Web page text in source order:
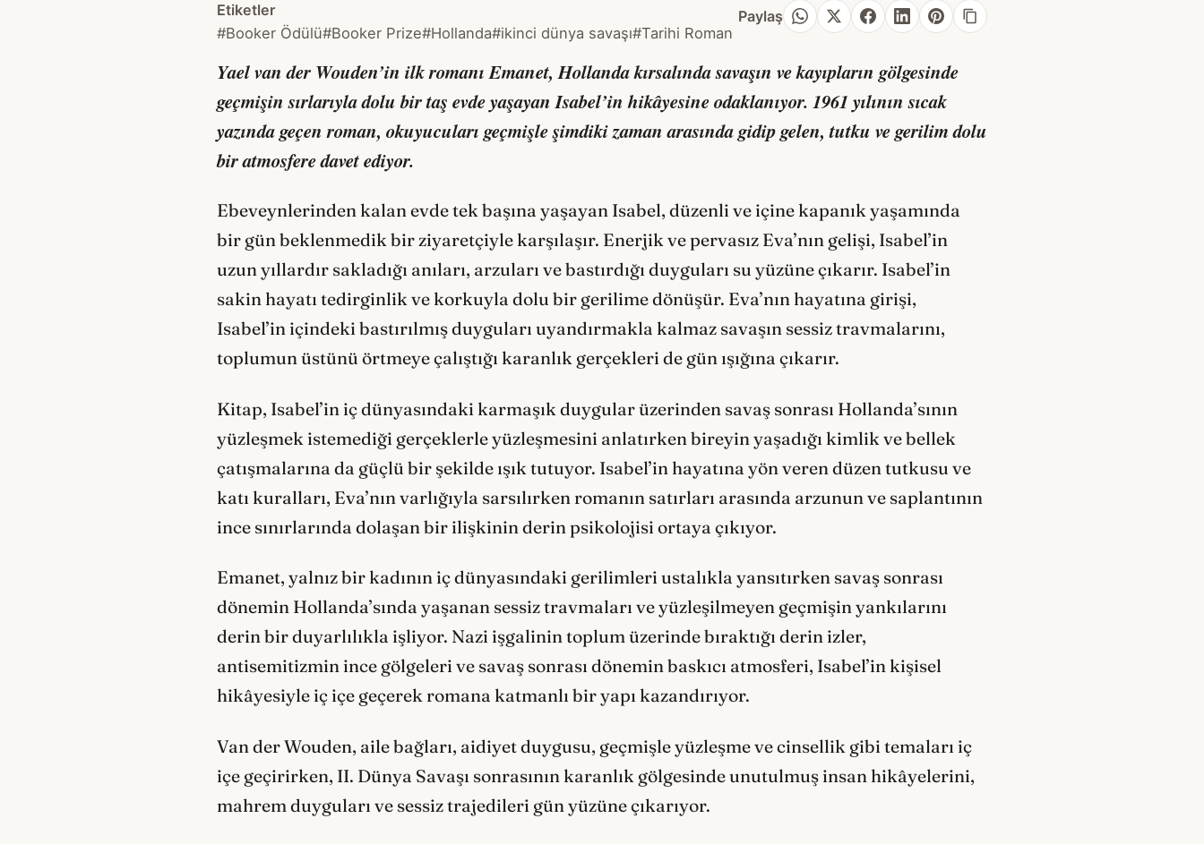
Etiketler
#Booker Ödülü#Booker Prize#Hollanda#ikinci dünya savaşı#Tarihi Roman
Paylaş
Yael van der Wouden’in ilk romanı Emanet, Hollanda kırsalında savaşın ve kayıpların gölgesinde
geçmişin sırlarıyla dolu bir taş evde yaşayan Isabel’in hikâyesine odaklanıyor. 1961 yılının sıcak
yazında geçen roman, okuyucuları geçmişle şimdiki zaman arasında gidip gelen, tutku ve gerilim dolu
bir atmosfere davet ediyor.
Ebeveynlerinden kalan evde tek başına yaşayan Isabel, düzenli ve içine kapanık yaşamında
bir gün beklenmedik bir ziyaretçiyle karşılaşır. Enerjik ve pervasız Eva’nın gelişi, Isabel’in
uzun yıllardır sakladığı anıları, arzuları ve bastırdığı duyguları su yüzüne çıkarır. Isabel’in
sakin hayatı tedirginlik ve korkuyla dolu bir gerilime dönüşür. Eva’nın hayatına girişi,
Isabel’in içindeki bastırılmış duyguları uyandırmakla kalmaz savaşın sessiz travmalarını,
toplumun üstünü örtmeye çalıştığı karanlık gerçekleri de gün ışığına çıkarır.
Kitap, Isabel’in iç dünyasındaki karmaşık duygular üzerinden savaş sonrası Hollanda’sının
yüzleşmek istemediği gerçeklerle yüzleşmesini anlatırken bireyin yaşadığı kimlik ve bellek
çatışmalarına da güçlü bir şekilde ışık tutuyor. Isabel’in hayatına yön veren düzen tutkusu ve
katı kuralları, Eva’nın varlığıyla sarsılırken romanın satırları arasında arzunun ve saplantının
ince sınırlarında dolaşan bir ilişkinin derin psikolojisi ortaya çıkıyor.
Emanet, yalnız bir kadının iç dünyasındaki gerilimleri ustalıkla yansıtırken savaş sonrası
dönemin Hollanda’sında yaşanan sessiz travmaları ve yüzleşilmeyen geçmişin yankılarını
derin bir duyarlılıkla işliyor. Nazi işgalinin toplum üzerinde bıraktığı derin izler,
antisemitizmin ince gölgeleri ve savaş sonrası dönemin baskıcı atmosferi, Isabel’in kişisel
hikâyesiyle iç içe geçerek romana katmanlı bir yapı kazandırıyor.
Van der Wouden, aile bağları, aidiyet duygusu, geçmişle yüzleşme ve cinsellik gibi temaları iç
içe geçirirken, II. Dünya Savaşı sonrasının karanlık gölgesinde unutulmuş insan hikâyelerini,
mahrem duyguları ve sessiz trajedileri gün yüzüne çıkarıyor.